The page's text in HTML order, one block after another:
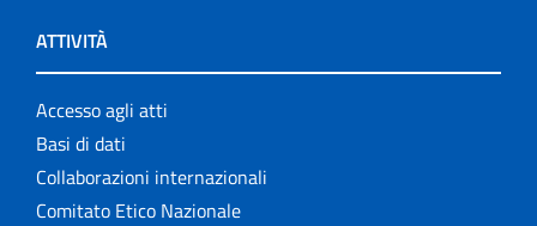
ATTIVITÀ
Accesso agli atti
Basi di dati
Collaborazioni internazionali
Comitato Etico Nazionale